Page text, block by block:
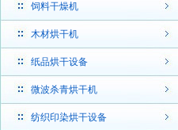
饲料干燥机
木材烘干机
纸品烘干设备
微波杀青烘干机
纺织印染烘干设备